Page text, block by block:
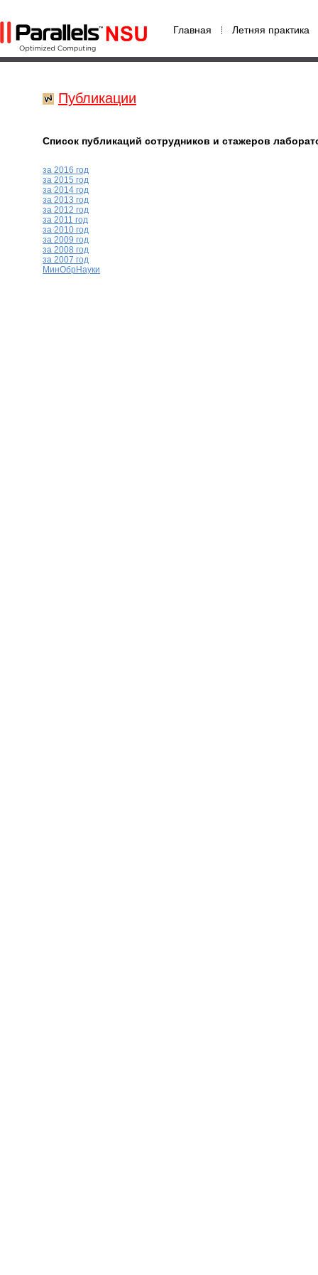
Главная Летняя практика
Публикации
Список публикаций сотрудников и стажеров
за 2016 год
за 2015 год
за 2014 год
за 2013 год
за 2012 год
за 2011 год
за 2010 год
за 2009 год
за 2008 год
за 2007 год
МинOбрНауки